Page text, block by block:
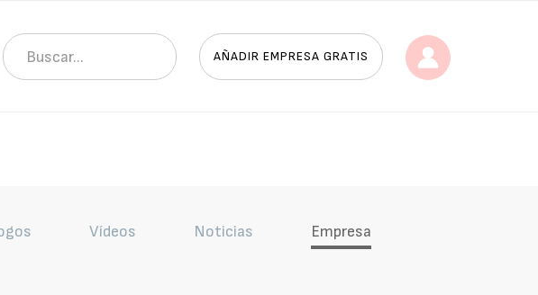
AÑADIR EMPRESA GRATIS
Vídeos Noticias Empresa